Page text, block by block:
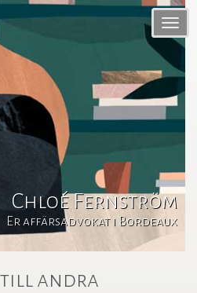
Chloé Fernström
Er affärsadvokat i Bordeaux
till andra